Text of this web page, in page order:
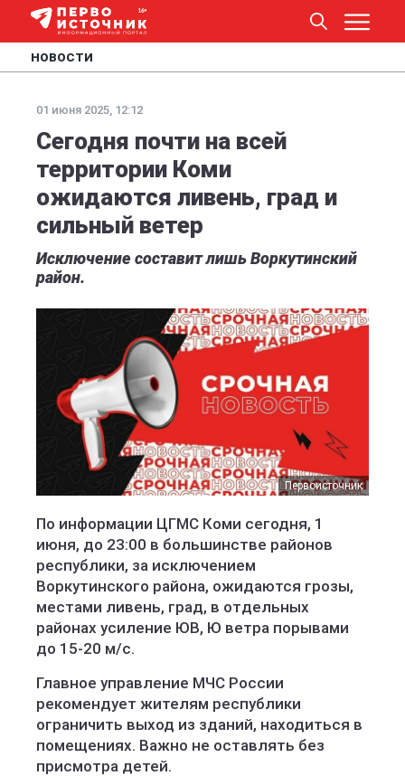
НОВОСТИ
01 июня 2025, 12:12
Сегодня почти на всей
территории Коми
ожидаются ливень, град и
сильный ветер
Исключение составит лишь Воркутинский
район.
Первоисточник
По информации ЦГМС Коми сегодня, 1
июня, до 23:00 в большинстве районов
республики, за исключением
Воркутинского района, ожидаются грозы,
местами ливень, град, в отдельных
районах усиление ЮВ, Ю ветра порывами
до 15-20 м/с.
Главное управление МЧС России
рекомендует жителям республики
ограничить выход из зданий, находиться в
помещениях. Важно не оставлять без
присмотра детей.